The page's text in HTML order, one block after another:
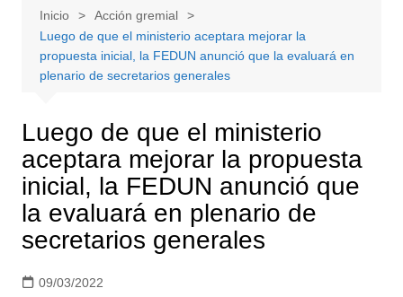
Inicio
Acción gremial
Luego de que el ministerio aceptara mejorar la
propuesta inicial, la FEDUN anunció que la evaluará en
plenario de secretarios generales
Luego de que el ministerio
aceptara mejorar la propuesta
inicial, la FEDUN anunció que
la evaluará en plenario de
secretarios generales
09/03/2022